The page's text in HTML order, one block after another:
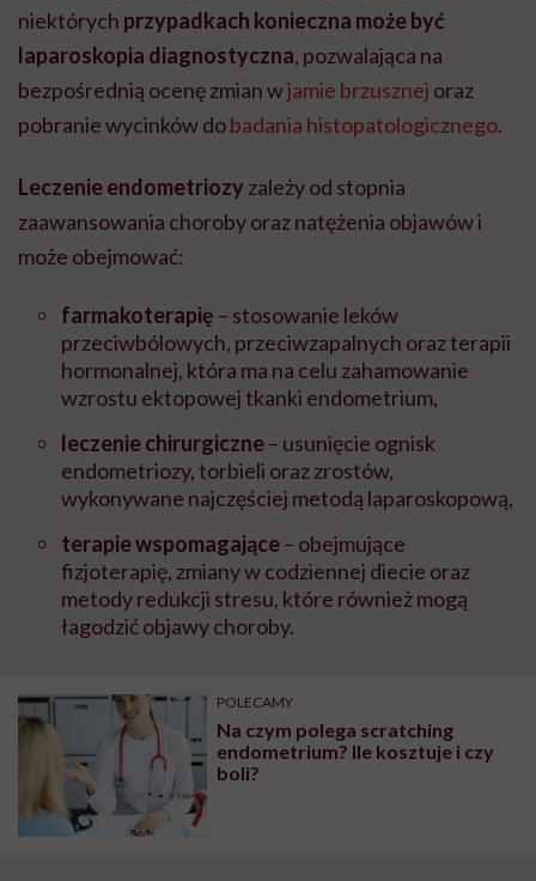
niektórych przypadkach konieczna może być
laparoskopia diagnostyczna, pozwalająca na
bezpośrednią ocenę zmian wjamie brzusznej oraz
pobranie wycinków dobadania histopatologicznego.
Leczenie endometriozy zależy od stopnia
zaawansowania choroby oraz natężenia objawów i
może obejmować:
farmakoterapię – stosowanie leków
przeciwbólowych, przeciwzapalnych oraz terapii
hormonalnej, która ma na celu zahamowanie
wzrostu ektopowej tkanki endometrium,
leczenie chirurgiczne– usunięcie ognisk
endometriozy, torbieli oraz zrostów,
wykonywane najczęściej metodą laparoskopową,
terapie wspomagające– obejmujące
fizjoterapię, zmiany w codziennej diecie oraz
metody redukcji stresu, które również mogą
łagodzić objawy choroby.
POLECAMY
Na czym polega scratching
endometrium? Ile kosztuje i czy
boli?